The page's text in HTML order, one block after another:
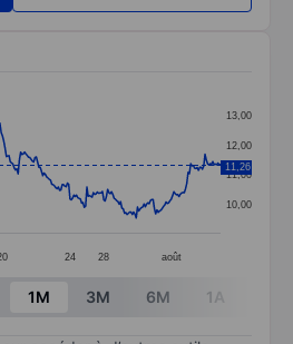
points.
displaying categories.
displaying values. Data ranges
24 28 août
10,00
11,00
12,00
13,00
11,26
1M 3M 6M 1A